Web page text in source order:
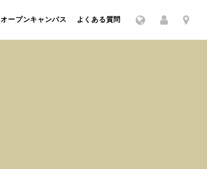
オープンキャンパス よくある質問